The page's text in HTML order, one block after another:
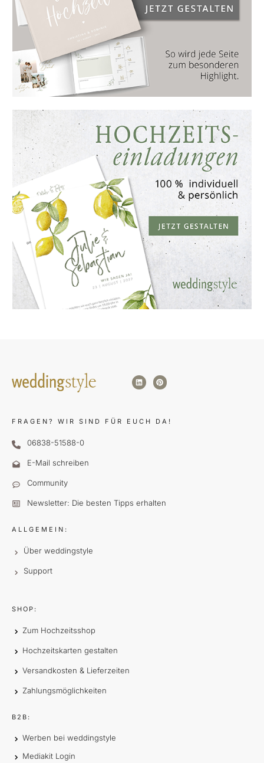
FRAGEN? WIR SIND FÜR EUCH DA!
06838-51588-0
E-Mail schreiben
Community
Newsletter: Die besten Tipps erhalten
ALLGEMEIN:
Über weddingstyle
Support
SHOP:
Zum Hochzeitsshop
Hochzeitskarten gestalten
Versandkosten & Lieferzeiten
Zahlungsmöglichkeiten
B2B:
Werben bei weddingstyle
Mediakit Login